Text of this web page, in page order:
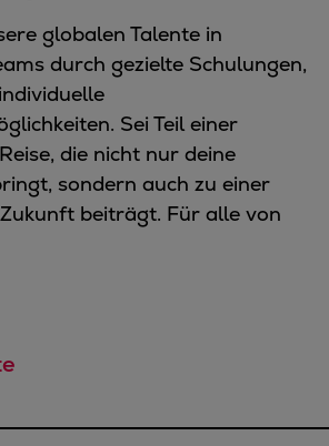
globalen Talente in
durch gezielte Schulungen,
Sei Teil einer
die nicht nur deine
sondern auch zu einer
beiträgt. Für alle von